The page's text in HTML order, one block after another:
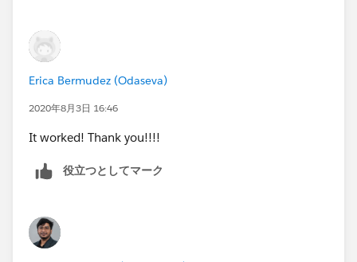
Erica Bermudez (Odaseva)
2020年8月3日 16:46
It worked! Thank you!!!!
役立つとしてマーク